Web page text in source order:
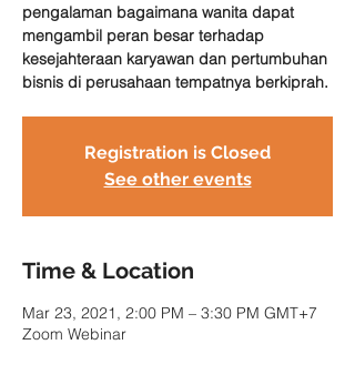
pengalaman bagaimana wanita dapat
mengambil peran besar terhadap
kesejahteraan karyawan dan pertumbuhan
bisnis di perusahaan tempatnya berkiprah.
Registration is Closed
See other events
Time & Location
Mar 23, 2021, 2:00 PM – 3:30 PM GMT+7
Zoom Webinar